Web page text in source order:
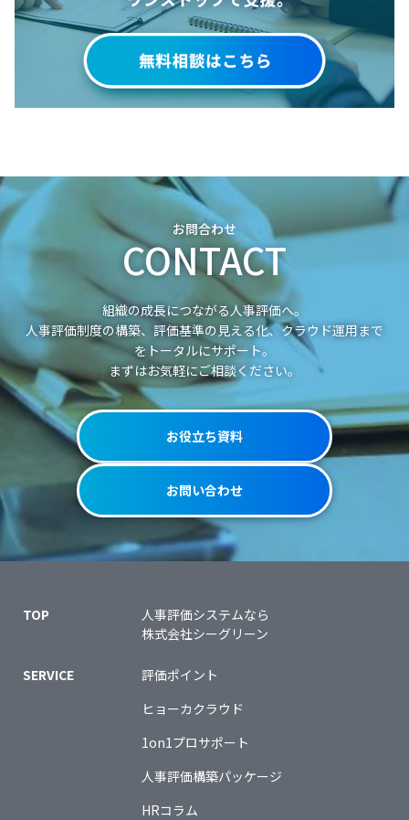
お問合わせ
CONTACT
組織の成長につながる人事評価へ。
人事評価制度の構築、評価基準の見える化、クラウド運用まで
をトータルにサポート。
まずはお気軽にご相談ください。
お役立ち資料
お問い合わせ
TOP
人事評価システムなら
株式会社シーグリーン
SERVICE
評価ポイント
ヒョーカクラウド
1on1プロサポート
人事評価構築パッケージ
HRコラム